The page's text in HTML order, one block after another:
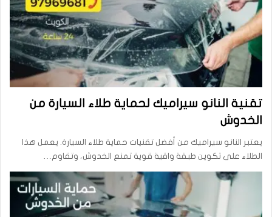
تقنية النانو سيراميك لحماية طلاء السيارة من
الخدوش
يعتبر النانو سيراميك من أفضل تقنيات حماية طلاء السيارة. يعمل هذا
الطلاء على تكوين طبقة واقية قوية تمنع الخدوش، وتقاوم…